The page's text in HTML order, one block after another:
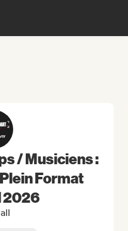
/ Musiciens :
Format
2026